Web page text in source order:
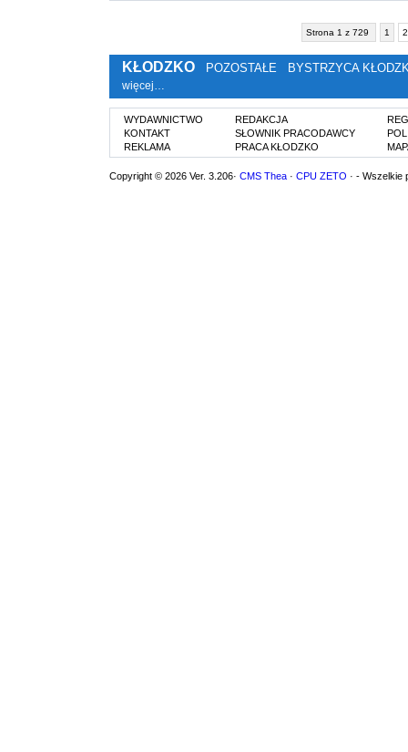
Strona 1 z 729 1 2
KŁODZKO POZOSTAŁE BYSTRZYCA
więcej…
WYDAWNICTWO
KONTAKT
REKLAMA
REDAKCJA
SŁOWNIK PRACODAWCY
PRACA KŁODZKO
Copyright © 2026 Ver. 3.206· CMS Thea · CPU ZETO · - Wszelkie